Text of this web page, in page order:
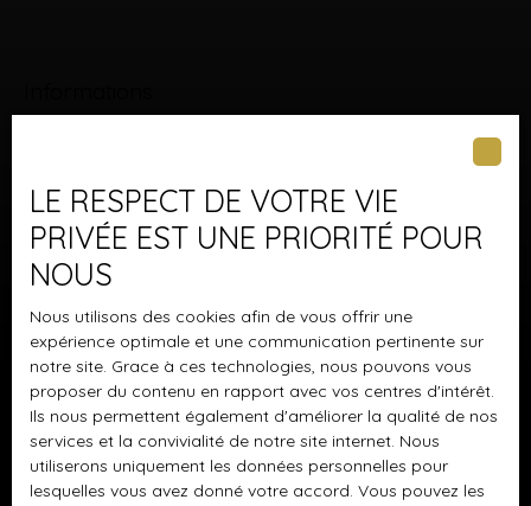
Politique de confidentialité
Plan du site
Propulsé par
+33 6 34 46 67 48
LE RESPECT DE VOTRE VIE
PRIVÉE EST UNE PRIORITÉ POUR
NOUS
Nous utilisons des cookies afin de vous offrir une
expérience optimale et une communication pertinente sur
notre site. Grace à ces technologies, nous pouvons vous
proposer du contenu en rapport avec vos centres d'intérêt.
Ils nous permettent également d'améliorer la qualité de nos
services et la convivialité de notre site internet. Nous
utiliserons uniquement les données personnelles pour
lesquelles vous avez donné votre accord. Vous pouvez les